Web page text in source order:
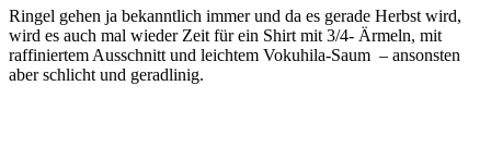
&
Lisbon
Cardigan
Ringel gehen ja bekanntlich immer und da es gerade Herbst wird,
wird es auch mal wieder Zeit für ein Shirt mit 3/4- Ärmeln, mit
raffiniertem Ausschnitt und leichtem Vokuhila-Saum – ansonsten
aber schlicht und geradlinig.